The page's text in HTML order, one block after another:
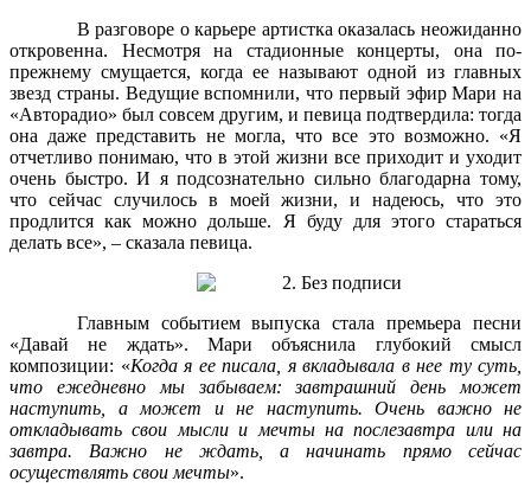
В разговоре о карьере артистка оказалась неожиданно
откровенна. Несмотря на стадионные концерты, она по-
прежнему смущается, когда ее называют одной из главных
звезд страны. Ведущие вспомнили, что первый эфир Мари на
«Авторадио» был совсем другим, и певица подтвердила: тогда
она даже представить не могла, что все это возможно. «Я
отчетливо понимаю, что в этой жизни все приходит и уходит
очень быстро. И я подсознательно сильно благодарна тому,
что сейчас случилось в моей жизни, и надеюсь, что это
продлится как можно дольше. Я буду для этого стараться
делать все», – сказала певица.
Главным событием выпуска стала премьера песни
«Давай не ждать». Мари объяснила глубокий смысл
композиции: «Когда я ее писала, я вкладывала в нее ту суть,
что ежедневно мы забываем: завтрашний день может
наступить, а может и не наступить. Очень важно не
откладывать свои мысли и мечты на послезавтра или на
завтра. Важно не ждать, а начинать прямо сейчас
осуществлять свои мечты».